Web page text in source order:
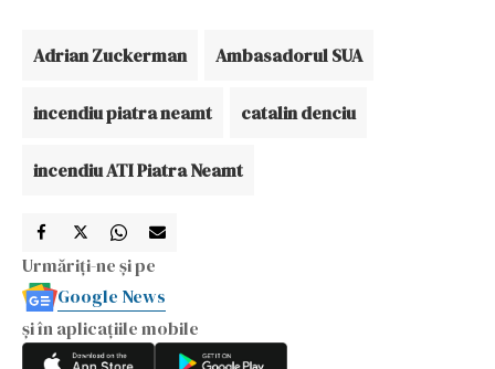
Adrian Zuckerman Ambasadorul SUA
incendiu piatra neamt catalin denciu
incendiu ATI Piatra Neamt
Urmăriți-ne și pe
Google News
și în aplicațiile mobile